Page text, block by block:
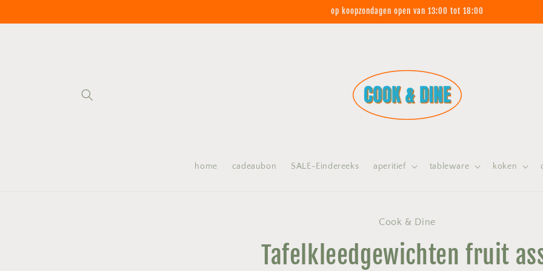
content
op koopzondagen open van 13:00 tot 18:00
home cadeaubon SALE-Eindereeks aperitief tableware koken
Cook & Dine
Tafelkleedgewichten fruit